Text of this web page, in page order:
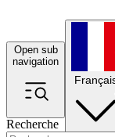
Open sub
navigation
Recherche